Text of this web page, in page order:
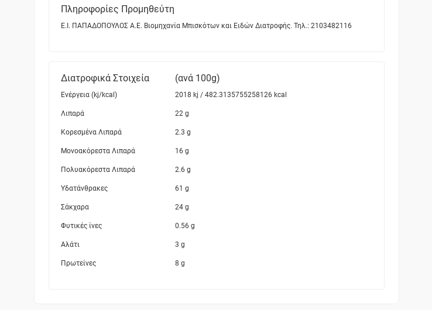
Πληροφορίες Προμηθεύτη
Ε.Ι. ΠΑΠΑΔΟΠΟΥΛΟΣ Α.Ε. Βιομηχανία Μπισκότων και Ειδών Διατροφής. Τηλ.: 2103482116
Διατροφικά Στοιχεία (ανά 100g)
Ενέργεια (kj/kcal) 2018 kj / 482.3135755258126 kcal
Λιπαρά 22 g
Κορεσμένα Λιπαρά 2.3 g
Μονοακόρεστα Λιπαρά 16 g
Πολυακόρεστα Λιπαρά 2.6 g
Υδατάνθρακες 61 g
Σάκχαρα 24 g
Φυτικές ίνες 0.56 g
Αλάτι 3 g
Πρωτείνες 8 g